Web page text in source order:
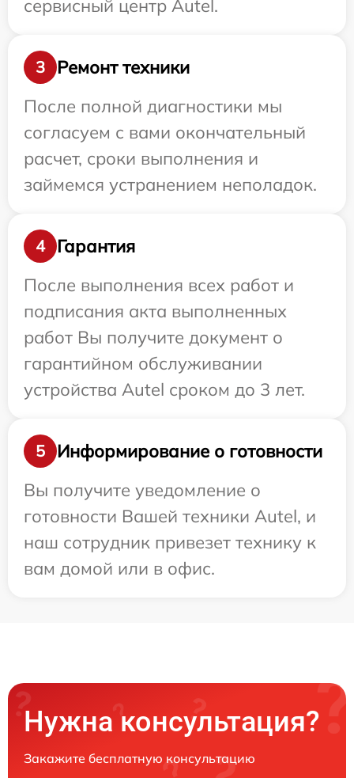
сервисный центр Autel.
3
Ремонт техники
После полной диагностики мы
согласуем с вами окончательный
расчет, сроки выполнения и
займемся устранением неполадок.
4
Гарантия
После выполнения всех работ и
подписания акта выполненных
работ Вы получите документ о
гарантийном обслуживании
устройства Autel сроком до 3 лет.
5
Информирование о готовности
Вы получите уведомление о
готовности Вашей техники Autel, и
наш сотрудник привезет технику к
вам домой или в офис.
Нужна консультация?
Закажите бесплатную консультацию